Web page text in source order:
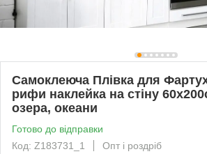
Самоклеюча Плівка для
рифи наклейка на стіну
озера, океани
Готово до відправки
Код: Z183731_1
Опт і роздріб